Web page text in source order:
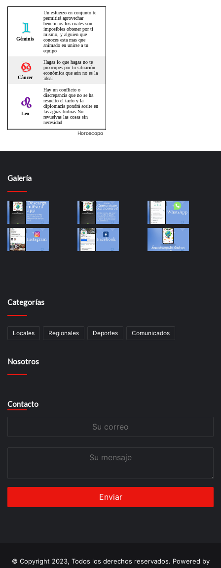
Horoscopo
Galería
Categorías
Locales Regionales Deportes Comunicados
Nosotros
Contacto
© Copyright 2023, Todos los derechos reservados. Powered by